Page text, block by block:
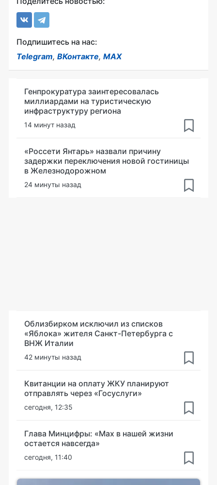
Подпишитесь на нас:
Telegram, ВКонтакте, MAX
Генпрокуратура заинтересовалась
миллиардами на туристическую
инфраструктуру региона
14 минут назад
«Россети Янтарь» назвали причину
задержки переключения новой гостиницы
в Железнодорожном
24 минуты назад
Облизбирком исключил из списков
«Яблока» жителя Санкт-Петербурга с
ВНЖ Италии
42 минуты назад
Квитанции на оплату ЖКУ планируют
отправлять через «Госуслуги»
сегодня, 12:35
Глава Минцифры: «Мах в нашей жизни
остается навсегда»
сегодня, 11:40